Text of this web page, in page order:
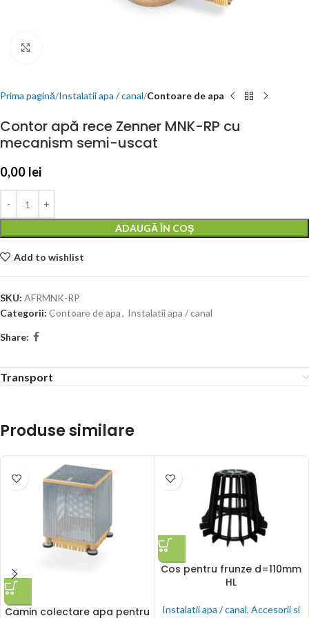
Prima pagină Instalatii apa / canal Contoare de apa
Contor apă rece Zenner MNK-RP cu
mecanism semi-uscat
0,00 lei
ADAUGĂ ÎN COȘ
Add to wishlist
SKU: AFRMNK-RP
Categorii: Contoare de apa, Instalatii apa / canal
Share:
Transport
Produse similare
Camin colectare apa pentru
Cos pentru frunze d=110mm
HL
Instalatii apa / canal, Accesorii si